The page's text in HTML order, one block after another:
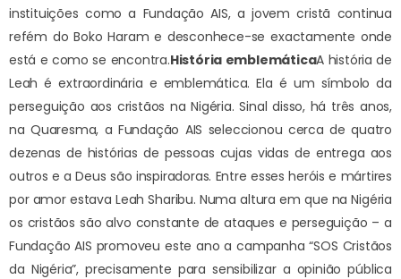
instituições como a Fundação AIS, a jovem cristã continua
refém do Boko Haram e desconhece-se exactamente onde
está e como se encontra.História emblemáticaA história de
Leah é extraordinária e emblemática. Ela é um símbolo da
perseguição aos cristãos na Nigéria. Sinal disso, há três anos,
na Quaresma, a Fundação AIS seleccionou cerca de quatro
dezenas de histórias de pessoas cujas vidas de entrega aos
outros e a Deus são inspiradoras. Entre esses heróis e mártires
por amor estava Leah Sharibu. Numa altura em que na Nigéria
os cristãos são alvo constante de ataques e perseguição – a
Fundação AIS promoveu este ano a campanha “SOS Cristãos
da Nigéria”, precisamente para sensibilizar a opinião pública